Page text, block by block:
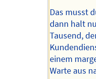
Das musst
dann halt
Tausend,
einem
Warte aus